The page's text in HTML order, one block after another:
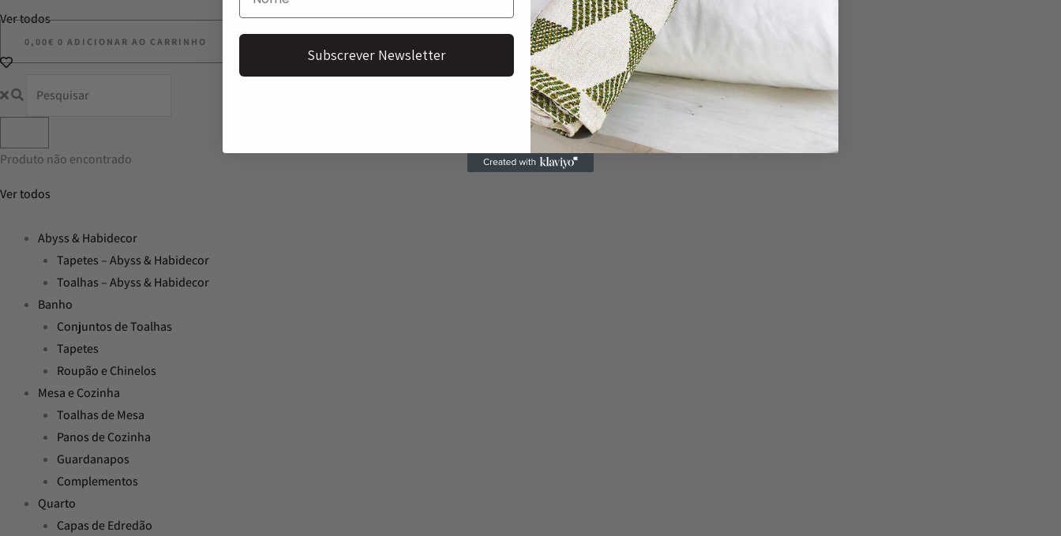
Ver todos
0,00€ 0 ADICIONAR AO CARRINHO
Produto não encontrado
Ver todos
Abyss & Habidecor
Tapetes – Abyss & Habidecor
Toalhas – Abyss & Habidecor
Banho
Conjuntos de Toalhas
Tapetes
Roupão e Chinelos
Mesa e Cozinha
Toalhas de Mesa
Panos de Cozinha
Guardanapos
Complementos
Quarto
Capas de Edredão
Subscrever Newsletter